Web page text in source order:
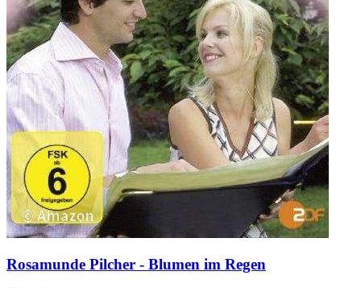
Rosamunde Pilcher - Blumen im Regen